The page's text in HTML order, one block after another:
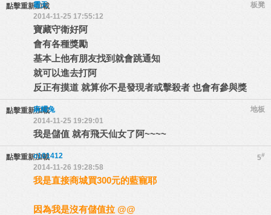
點擊重新加載 板凳
霸天
2014-11-25 17:55:12
寶藏守衛好阿
會有各種獎勵
基本上他有朋友找到就會跳通知
就可以進去打阿
反正有摸道 就算你不是發現者或擊殺者 也會有參與獎
點擊重新加載 地板
麻糬兔
2014-11-25 19:29:01
我是儲值 就有飛天仙女了阿~~~~
點擊重新加載 5#
o101412
2014-11-26 19:28:58
我是直接商城買300元的藍寵耶
因為我是沒有儲值拉 @@